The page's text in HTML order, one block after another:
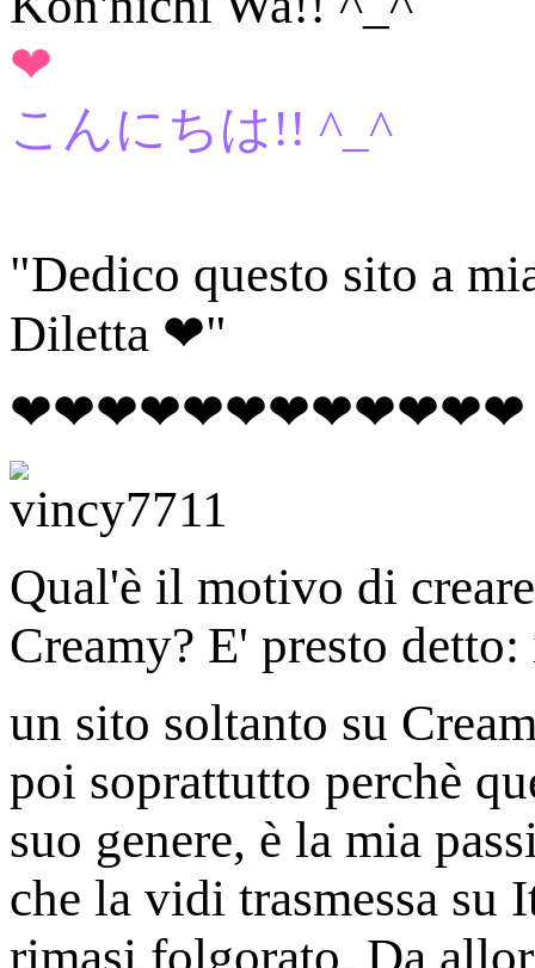
❤
こんにちは!! ^_^
"Dedico questo sito a
Diletta ❤"
❤❤❤❤❤❤❤❤❤❤❤❤
Qual'è il motivo di
Creamy? E' presto
un sito soltanto su
poi soprattutto perchè
suo genere, è la mia
che la vidi trasmessa su